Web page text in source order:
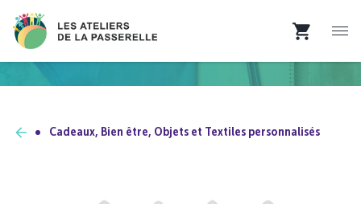
Cadeaux, Bien être, Objets et Textiles personnalisés